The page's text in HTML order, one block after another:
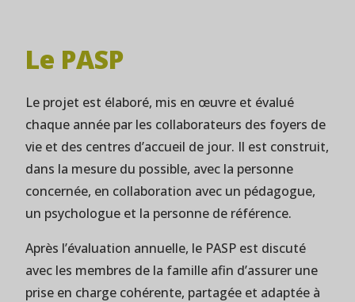
Le PASP
Le projet est élaboré, mis en œuvre et évalué
chaque année par les collaborateurs des foyers de
vie et des centres d’accueil de jour. Il est construit,
dans la mesure du possible, avec la personne
concernée, en collaboration avec un pédagogue,
un psychologue et la personne de référence.
Après l’évaluation annuelle, le PASP est discuté
avec les membres de la famille afin d’assurer une
prise en charge cohérente, partagée et adaptée à